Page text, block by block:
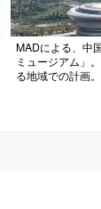
MADによる、中
ミュージアム」
る地域での計画
は“螺旋状のひと